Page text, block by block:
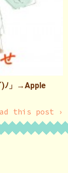
ﾉ」→Apple
this post ›